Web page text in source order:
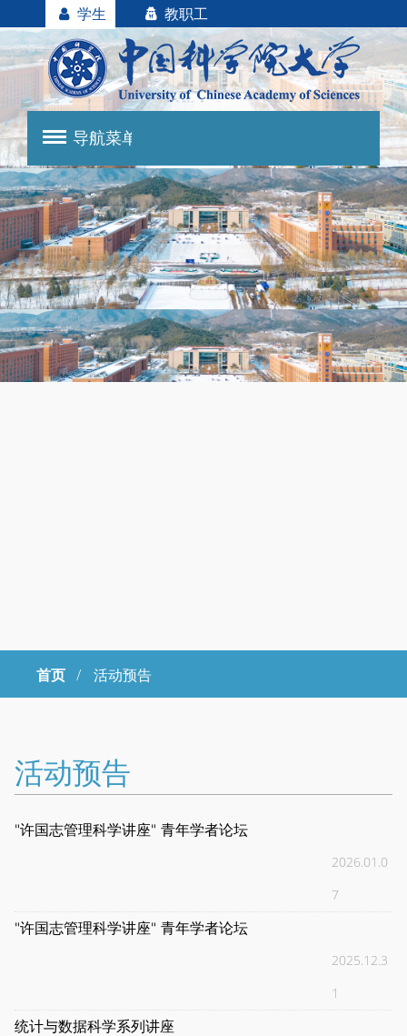
学生 教职工
首页 / 活动预告
活动预告
"许国志管理科学讲座" 青年学者论坛
2026.01.0
7
"许国志管理科学讲座" 青年学者论坛
2025.12.3
1
统计与数据科学系列讲座